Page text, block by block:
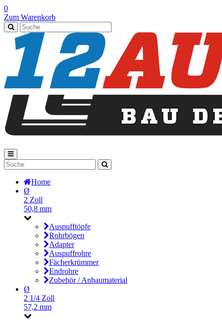
0
Zum Warenkorb
Home
Ø
2 Zoll
50,8 mm
Auspufftöpfe
Rohrbögen
Adapter
Auspuffrohre
Fächerkrümmer
Endrohre
Zubehör / Anbaumaterial
Ø
2 1/4 Zoll
57,2 mm